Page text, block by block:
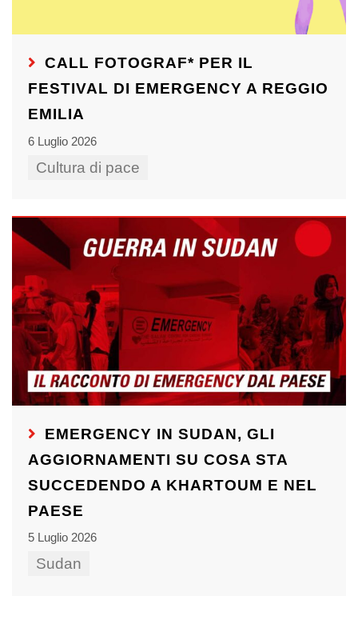
CALL FOTOGRAF* PER IL
FESTIVAL DI EMERGENCY A REGGIO
EMILIA
6 Luglio 2026
Cultura di pace
EMERGENCY IN SUDAN, GLI
AGGIORNAMENTI SU COSA STA
SUCCEDENDO A KHARTOUM E NEL
PAESE
5 Luglio 2026
Sudan